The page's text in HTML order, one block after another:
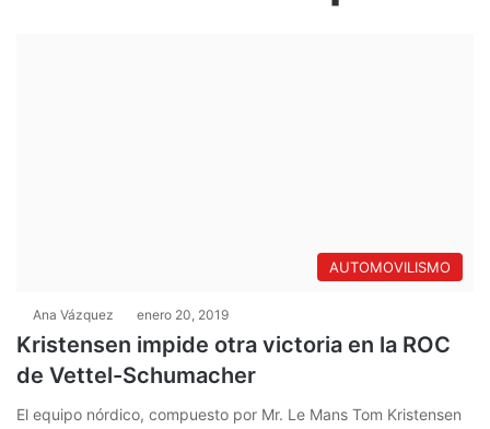
AUTOMOVILISMO
Ana Vázquez enero 20, 2019
Kristensen impide otra victoria en la ROC
de Vettel-Schumacher
El equipo nórdico, compuesto por Mr. Le Mans Tom Kristensen